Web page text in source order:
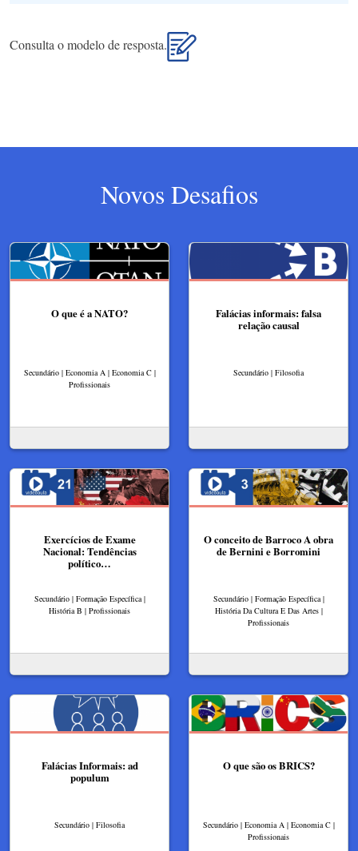
Consulta o modelo de resposta.
Novos Desafios
O que é a NATO?
Secundário | Economia A | Economia C |
Profissionais
Falácias informais: falsa
relação causal
Secundário | Filosofia
Exercícios de Exame
Nacional: Tendências
político…
Secundário | Formação Específica |
História B | Profissionais
O conceito de Barroco A obra
de Bernini e Borromini
Secundário | Formação Específica |
História Da Cultura E Das Artes |
Profissionais
Falácias Informais: ad
populum
Secundário | Filosofia
O que são os BRICS?
Secundário | Economia A | Economia C |
Profissionais